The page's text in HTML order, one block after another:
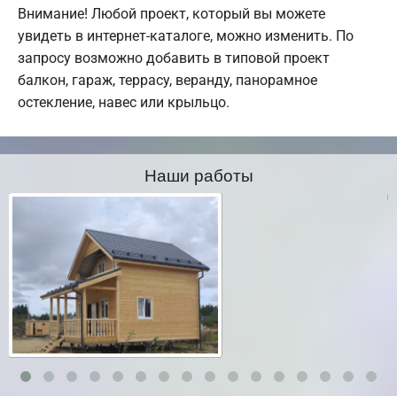
Внимание! Любой проект, который вы можете
увидеть в интернет-каталоге, можно изменить. По
запросу возможно добавить в типовой проект
балкон, гараж, террасу, веранду, панорамное
остекление, навес или крыльцо.
Наши работы